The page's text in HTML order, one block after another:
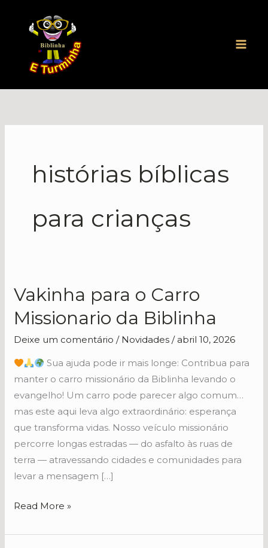
conteúdo
histórias bíblicas
para crianças
Vakinha para o Carro
Missionario da Biblinha
Deixe um comentário / Novidades / abril 10, 2026
Sua ajuda pode ir mais longe: Contribua para
manter o carro missionário da Biblinha levando o
evangelho! Um carro pode parecer algo comum…
mas este aqui leva algo extraordinário: esperança
que transforma vidas. Nosso veículo missionário
percorre longas estradas — do asfalto às ruas de
terra — atravessando cidades e comunidades para
levar a mensagem […]
Vakinha
o
Carro
Read More »